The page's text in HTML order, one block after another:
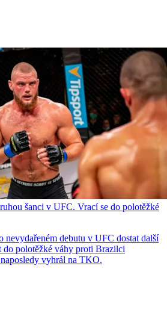
šanci v UFC. Vrací se do polotěžké
nevydařeném debutu v UFC dostat další
do polotěžké váhy proti Brazilci
vyhrál na TKO.